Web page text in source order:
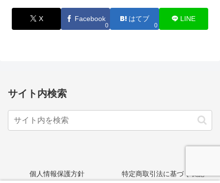
X Facebook
0
はてブ
0
LINE
サイト内検索
個人情報保護方針 特定商取引法に基づく表記